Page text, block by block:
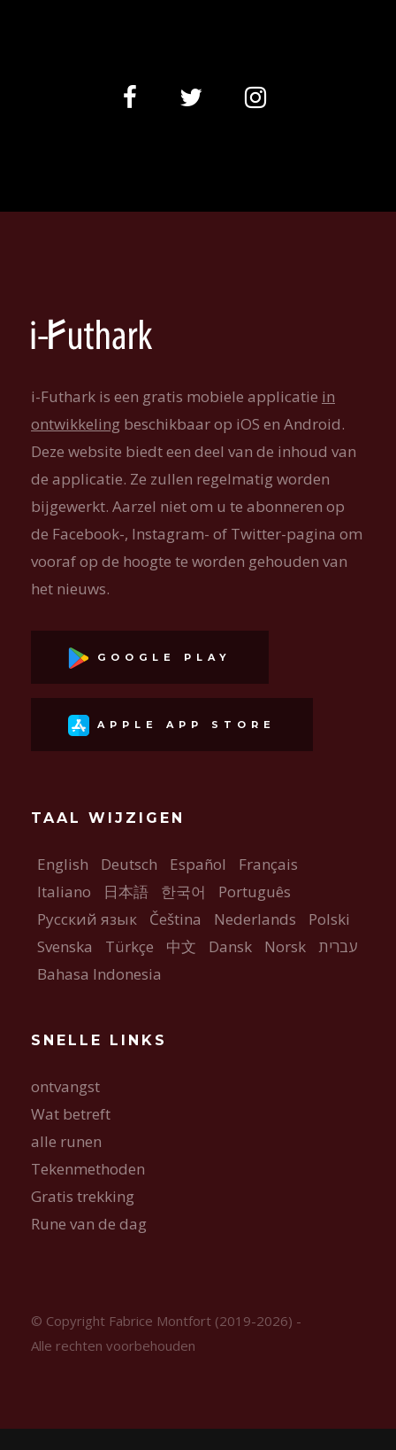
i-Futhark is een gratis mobiele applicatie in
ontwikkeling beschikbaar op iOS en Android.
Deze website biedt een deel van de inhoud van
de applicatie. Ze zullen regelmatig worden
bijgewerkt. Aarzel niet om u te abonneren op
de Facebook-, Instagram- of Twitter-pagina om
vooraf op de hoogte te worden gehouden van
het nieuws.
GOOGLE PLAY
APPLE APP STORE
TAAL WIJZIGEN
English Deutsch Español
Français
Italiano
日本語 한국어
Português
Русский язык
Čeština Nederlands
Polski
Svenska
Türkçe 中文 Dansk Norsk
עברית
Bahasa Indonesia
SNELLE LINKS
ontvangst
Wat betreft
alle runen
Tekenmethoden
Gratis trekking
Rune van de dag
© Copyright Fabrice Montfort (2019-2026) -
Alle rechten voorbehouden